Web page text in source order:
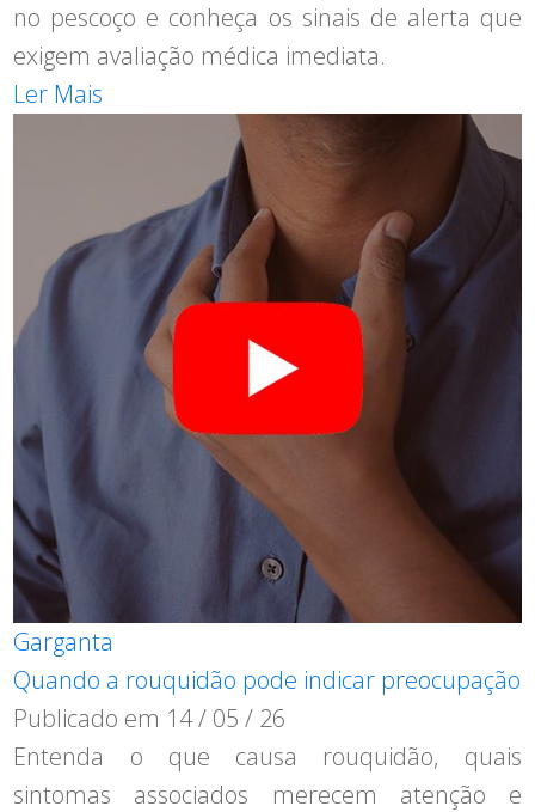
no pescoço e conheça os sinais de alerta que
exigem avaliação médica imediata.
Ler Mais
Garganta
Quando a rouquidão pode indicar preocupação
Publicado em 14 / 05 / 26
Entenda o que causa rouquidão, quais
sintomas associados merecem atenção e